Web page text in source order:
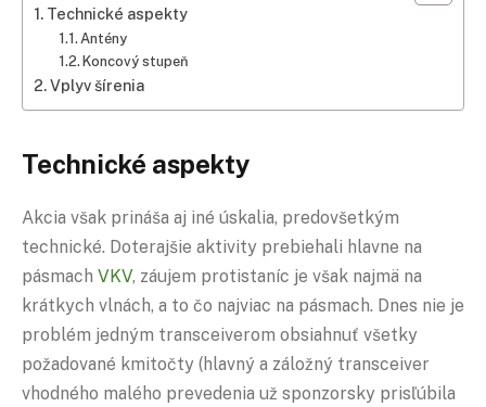
Technické aspekty
Antény
Koncový stupeň
Vplyv šírenia
Technické aspekty
Akcia však prináša aj iné úskalia, predovšetkým
technické. Doterajšie aktivity prebiehali hlavne na
pásmach VKV, záujem protistaníc je však najmä na
krátkych vlnách, a to čo najviac na pásmach. Dnes nie je
problém jedným transceiverom obsiahnuť všetky
požadované kmitočty (hlavný a záložný transceiver
vhodného malého prevedenia už sponzorsky prisľúbila